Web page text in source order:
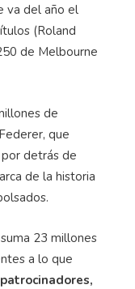
va del año el
(Roland
de Melbourne
de
que
detrás de
de la historia
23 millones
a lo que